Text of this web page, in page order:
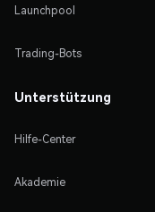
Launchpool
Trading-Bots
Unterstützung
Hilfe-Center
Akademie